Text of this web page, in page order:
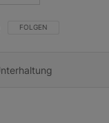
FOLGE DIESER
FOLGEN